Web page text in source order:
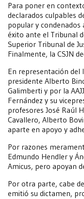
Para poner en
declarados culpables
popular y condenados
éxito ante el Tribunal
Superior Tribunal de
Finalmente, la CSJN
En representación del
presidente Alberto
Galimberti y por la
Fernández y su
profesores José Raúl
Cavallero, Alberto
aparte en apoyo y
Por razones
Edmundo Hendler y
Amicus, pero apoyan
Por otra parte, cabe
emitió su dictamen,